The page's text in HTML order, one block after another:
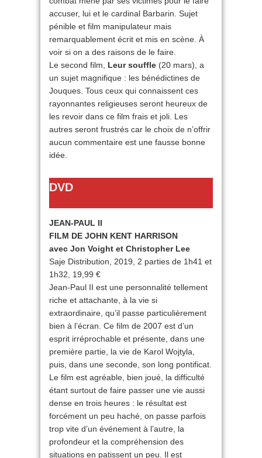
accuser, lui et le cardinal Barbarin. Sujet
pénible et film manipulateur mais
remarquablement écrit et mis en scène. À
voir si on a des raisons de le faire.
Le second film, Leur souffle (20 mars), a
un sujet magnifique : les bénédictines de
Jouques. Tous ceux qui connaissent ces
rayonnantes religieuses seront heureux de
les revoir dans ce film frais et joli. Les
autres seront frustrés car le choix de n’offrir
aucun commentaire est une fausse bonne
idée.
DVD
JEAN-PAUL II
FILM DE JOHN KENT HARRISON
avec Jon Voight et Christopher Lee
Saje Distribution, 2019, 2 parties de 1h41 et
1h32, 19,99 €
Jean-Paul II est une personnalité tellement
riche et attachante, à la vie si
extraordinaire, qu’il passe particulièrement
bien à l’écran. Ce film de 2007 est d’un
esprit irréprochable et présente, dans une
première partie, la vie de Karol Wojtyla,
puis, dans une seconde, son long pontificat.
Le film est agréable, bien joué, la difficulté
étant surtout de faire passer une vie aussi
dense en trois heures : le résultat est
forcément un peu haché, on passe parfois
trop vite d’un événement à l’autre, la
profondeur et la compréhension des
situations en patissent un peu. Il est